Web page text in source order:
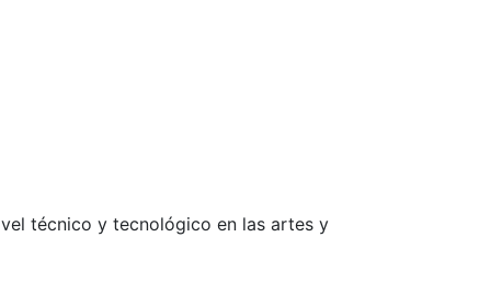
técnico y tecnológico en las artes y